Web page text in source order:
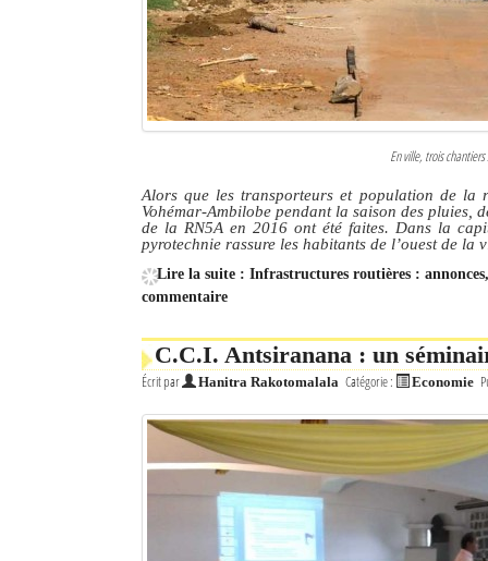
En ville, trois
Alors que les transporteurs et population de la
Vohémar-Ambilobe pendant la saison des pluies,
de la RN5A en 2016 ont été faites. Dans la
pyrotechnie rassure les habitants de l’ouest de la
Lire la suite : Infrastructures routières :
commentaire
C.C.I. Antsiranana : un
Écrit par Hanitra Rakotomalala Catégorie : Economie